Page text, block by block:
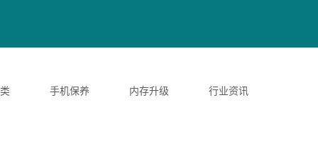
手机保养 内存升级 行业资讯